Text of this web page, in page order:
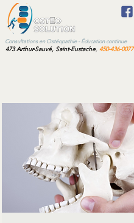
en Ostéopathie - Éducation continue
473 Arthur-Sauvé, Saint-Eustache, 450-436-0077